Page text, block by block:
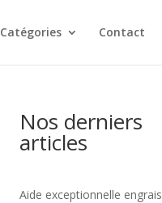
Catégories Contact
Nos derniers
articles
Aide exceptionnelle engrais